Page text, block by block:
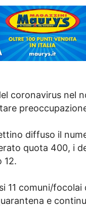
coronavirus nel
diffuso il
quota 400, i
12.
11 comuni/focolai
e